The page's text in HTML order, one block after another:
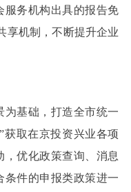
服务机构出具的报告免
享机制，不断提升企业
基础，打造全市统一
获取在京投资兴业各项
优化政策查询、消息
条件的申报类政策进一